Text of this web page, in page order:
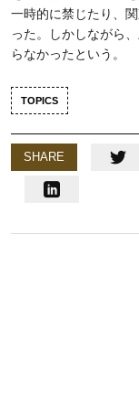
一時的に禁じたり、
った。しかしながら
らなかったという。
TOPICS
SHARE